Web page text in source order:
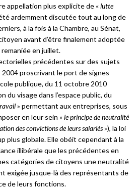
appellation plus explicite de «lutte
ardemment discutée tout au long de
à la fois à la Chambre, au Sénat,
avant d’être finalement adoptée
en juillet.
précédentes sur des sujets
2004 proscrivant le port de signes
publique, du 11 octobre 2010
du visage dans l’espace public, du
» permettant aux entreprises, sous
en leur sein « le principe de neutralité
des convictions de leurs salariés»), la loi
plus globale. Elle obéit cependant à la
illibérale que les précédentes en
catégories de citoyens une neutralité
exigée jusque-là des représentants de
de leurs fonctions.